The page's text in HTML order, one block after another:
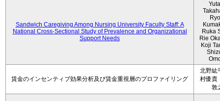
Sandwich Caregiving Among Nursing University Faculty Staff: A
National Cross-Sectional Study of Prevalence and Organizational
Support Needs
Ruka
Rie
Koji
賃金のインセンティブ効果分析及び賃金重視層のプロファイリング
北野紘
村優貴
敦